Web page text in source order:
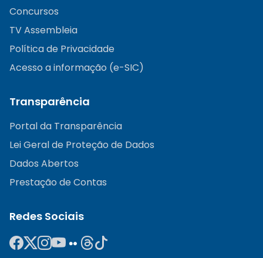
Concursos
TV Assembleia
Política de Privacidade
Acesso a informação (e-SIC)
Transparência
Portal da Transparência
Lei Geral de Proteção de Dados
Dados Abertos
Prestação de Contas
Redes Sociais